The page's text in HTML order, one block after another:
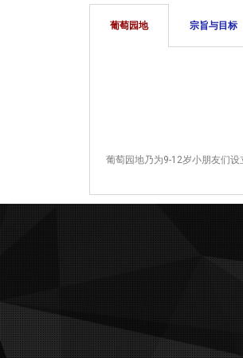
葡萄园地 宗旨与目标
葡萄园地乃为9-12岁小朋友们